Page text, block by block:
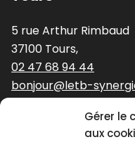
Gérer le
aux
5 rue Arthur Rimbaud
37100 Tours,
02 47 68 94 44
bonjour@letb-
Nos expertises